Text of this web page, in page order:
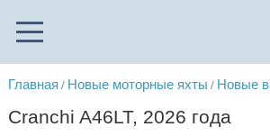
Главная / Новые моторные яхты / Новые
Cranchi A46LT, 2026 года